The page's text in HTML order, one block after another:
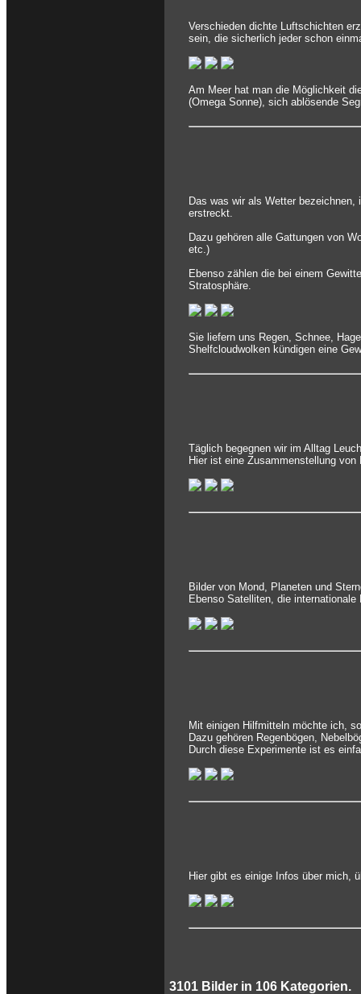
Verschieden dichte Luftschichten
sein, die sicherlich jeder schon
Am Meer hat man die Möglichkeit
(Omega Sonne), sich ablösende
Das was wir als Wetter
erstreckt.
Dazu gehören alle Gattungen von
etc.)
Ebenso zählen die bei einem
Stratosphäre.
Sie liefern uns Regen, Schnee,
Shelfcloudwolken kündigen eine
Täglich begegnen wir im Alltag
Hier ist eine Zusammenstellung
Bilder von Mond, Planeten und
Ebenso Satelliten, die
Mit einigen Hilfmitteln möchte ich,
Dazu gehören Regenbögen,
Durch diese Experimente ist es
Hier gibt es einige Infos über mich,
3101 Bilder in 106 Kategorien.